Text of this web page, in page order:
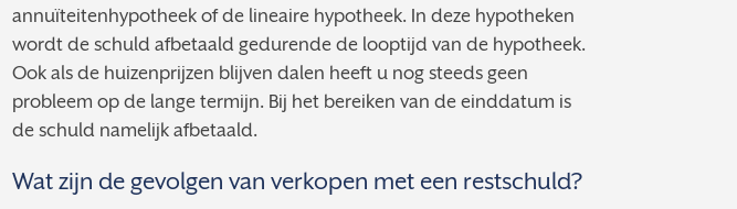
annuïteitenhypotheek of de lineaire hypotheek. In deze hypotheken
wordt de schuld afbetaald gedurende de looptijd van de hypotheek.
Ook als de huizenprijzen blijven dalen heeft u nog steeds geen
probleem op de lange termijn. Bij het bereiken van de einddatum is
de schuld namelijk afbetaald.
Wat zijn de gevolgen van verkopen met een restschuld?